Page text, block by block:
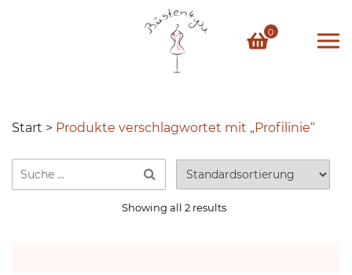
0
Start > Produkte verschlagwortet mit „Profilinie“
Showing all 2 results